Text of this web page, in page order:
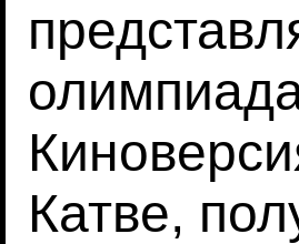
Катве,